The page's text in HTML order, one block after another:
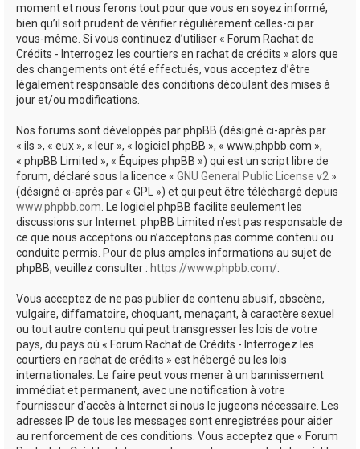
moment et nous ferons tout pour que vous en soyez informé,
bien qu’il soit prudent de vérifier régulièrement celles-ci par
vous-même. Si vous continuez d’utiliser « Forum Rachat de
Crédits - Interrogez les courtiers en rachat de crédits » alors que
des changements ont été effectués, vous acceptez d’être
légalement responsable des conditions découlant des mises à
jour et/ou modifications.
Nos forums sont développés par phpBB (désigné ci-après par
« ils », « eux », « leur », « logiciel phpBB », « www.phpbb.com »,
« phpBB Limited », « Équipes phpBB ») qui est un script libre de
forum, déclaré sous la licence « GNU General Public License v2 »
(désigné ci-après par « GPL ») et qui peut être téléchargé depuis
www.phpbb.com . Le logiciel phpBB facilite seulement les
discussions sur Internet. phpBB Limited n’est pas responsable de
ce que nous acceptons ou n’acceptons pas comme contenu ou
conduite permis. Pour de plus amples informations au sujet de
phpBB, veuillez consulter : https://www.phpbb.com/
Vous acceptez de ne pas publier de contenu abusif, obscène,
vulgaire, diffamatoire, choquant, menaçant, à caractère sexuel
ou tout autre contenu qui peut transgresser les lois de votre
pays, du pays où « Forum Rachat de Crédits - Interrogez les
courtiers en rachat de crédits » est hébergé ou les lois
internationales. Le faire peut vous mener à un bannissement
immédiat et permanent, avec une notification à votre
fournisseur d’accès à Internet si nous le jugeons nécessaire. Les
adresses IP de tous les messages sont enregistrées pour aider
au renforcement de ces conditions. Vous acceptez que « Forum